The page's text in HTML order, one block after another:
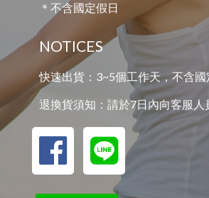
＊不含國定假日
NOTICES
快速出貨：3~5個工作天，不含國
退換貨須知：請於7日內向客服人